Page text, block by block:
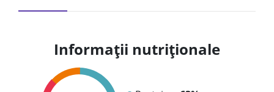
Informații nutriționale